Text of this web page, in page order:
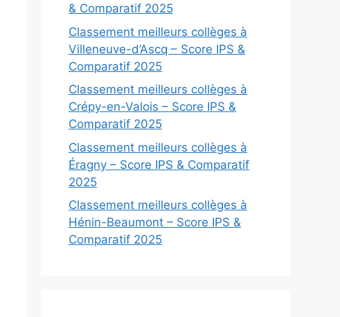
& Comparatif 2025
Classement meilleurs collèges à
Villeneuve-d’Ascq – Score IPS &
Comparatif 2025
Classement meilleurs collèges à
Crépy-en-Valois – Score IPS &
Comparatif 2025
Classement meilleurs collèges à
Éragny – Score IPS & Comparatif
2025
Classement meilleurs collèges à
Hénin-Beaumont – Score IPS &
Comparatif 2025